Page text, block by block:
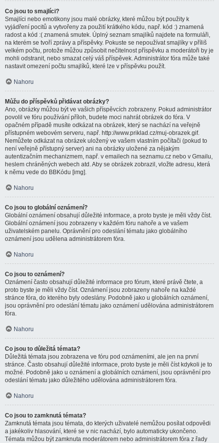
Co jsou to smajlíci?
Smajlíci nebo emotikony jsou malé obrázky, které můžou být použity k
vyjádření pocitů a vytvořeny za použití krátkého kódu, např. kód :) znamená
radost a kód :( znamená smutek. Úplný seznam smajlíků najdete na formuláři,
na kterém se tvoří zprávy a příspěvky. Pokuste se nepoužívat smajlíky v příliš
velkém počtu, protože můžou způsobit nečitelnost příspěvku a moderátoři by je
mohli odstranit, nebo smazat celý váš příspěvek. Administrátor fóra může také
nastavit omezení počtu smajlíků, které lze v příspěvku použít.
Nahoru
Můžu do příspěvků přidávat obrázky?
Ano, obrázky můžou být ve vašich příspěvcích zobrazeny. Pokud administrátor
povolil ve fóru používání příloh, budete moci nahrát obrázek do fóra. V
opačném případě musíte odkázat na obrázek, který se nachází na veřejně
přístupném webovém serveru, např. http://www.priklad.cz/muj-obrazek.gif.
Nemůžete odkázat na obrázek uložený ve vašem vlastním počítači (pokud to
není veřejně přístupný server) ani na obrázky uložené za nějakým
autentizačním mechanizmem, např. v emailech na seznamu.cz nebo v Gmailu,
heslem chráněných webech atd. Aby se obrázek zobrazil, vložte adresu, která
k němu vede do BBKódu [img].
Nahoru
Co jsou to globální oznámení?
Globální oznámení obsahují důležité informace, a proto byste je měli vždy číst.
Globální oznámení jsou zobrazeny v každém fóru nahoře a ve vašem
uživatelském panelu. Oprávnění pro odeslání tématu jako globálního
oznámení jsou udělena administrátorem fóra.
Nahoru
Co jsou to oznámení?
Oznámení často obsahují důležité informace pro fórum, které právě čtete, a
proto byste je měli vždy číst. Oznámení jsou zobrazeny nahoře na každé
stránce fóra, do kterého byly odeslány. Podobně jako u globálních oznámení,
jsou oprávnění pro odeslání tématu jako oznámení udělována administrátorem
fóra.
Nahoru
Co jsou to důležitá témata?
Důležitá témata jsou zobrazena ve fóru pod oznámeními, ale jen na první
stránce. Často obsahují důležité informace, proto byste je měli číst kdykoli je to
možné. Podobně jako u oznámení a globálních oznámení, jsou oprávnění pro
odeslání tématu jako důležitého udělována administrátorem fóra.
Nahoru
Co jsou to zamknutá témata?
Zamknutá témata jsou témata, do kterých uživatelé nemůžou posílat odpovědi
a jakékoliv hlasování, které se v nic nachází, bylo automaticky ukončeno.
Témata můžou být zamknuta moderátorem nebo administrátorem fóra z řady